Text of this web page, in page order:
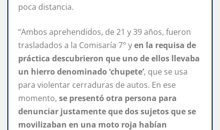
poca distancia.
“Ambos aprehendidos, de 21 y 39 años, fueron
trasladados a la Comisaría 7° yen la requisa de
práctica descubrieron que uno de ellos llevaba
un hierro denominado ‘chupete’, que se usa
para violentar cerraduras de autos. En ese
momento, se presentó otra persona para
denunciar justamente que dos sujetos que se
movilizaban en una moto roja habían